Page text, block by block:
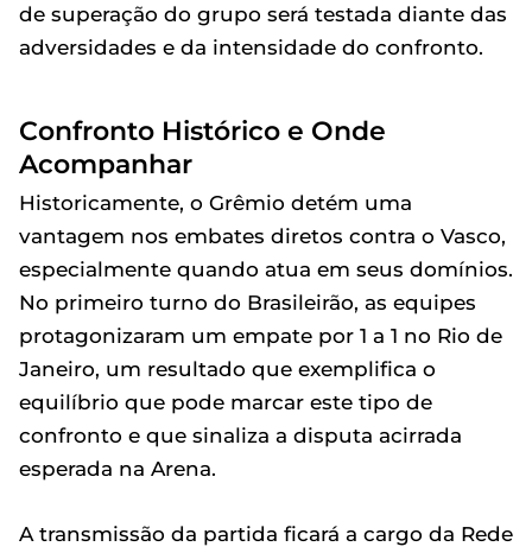
de superação do grupo será testada diante das
adversidades e da intensidade do confronto.
Confronto Histórico e Onde
Acompanhar
Historicamente, o Grêmio detém uma
vantagem nos embates diretos contra o Vasco,
especialmente quando atua em seus domínios.
No primeiro turno do Brasileirão, as equipes
protagonizaram um empate por 1 a 1 no Rio de
Janeiro, um resultado que exemplifica o
equilíbrio que pode marcar este tipo de
confronto e que sinaliza a disputa acirrada
esperada na Arena.
A transmissão da partida ficará a cargo da Rede